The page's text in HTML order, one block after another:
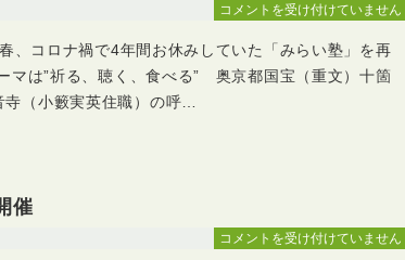
度
期
総
近
み
ら
宝
（重
コメントを受け付けていません
、コロナ禍で4年間お休みしていた「みらい塾」を再
マは”祈る、聴く、食べる” 奥京都国宝（重文）十箇
（小籔実英住職）の呼…
催
2023
コメントを受け付けていません